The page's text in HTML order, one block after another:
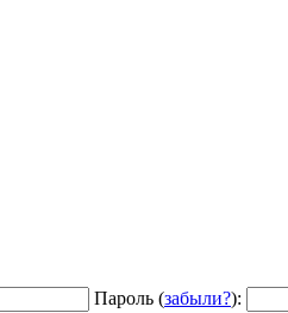
Пароль (забыли?):